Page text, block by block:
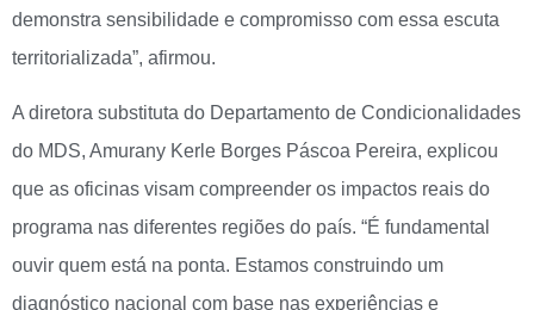
demonstra sensibilidade e compromisso com essa escuta
territorializada”, afirmou.
A diretora substituta do Departamento de Condicionalidades
do MDS, Amurany Kerle Borges Páscoa Pereira, explicou
que as oficinas visam compreender os impactos reais do
programa nas diferentes regiões do país. “É fundamental
ouvir quem está na ponta. Estamos construindo um
diagnóstico nacional com base nas experiências e